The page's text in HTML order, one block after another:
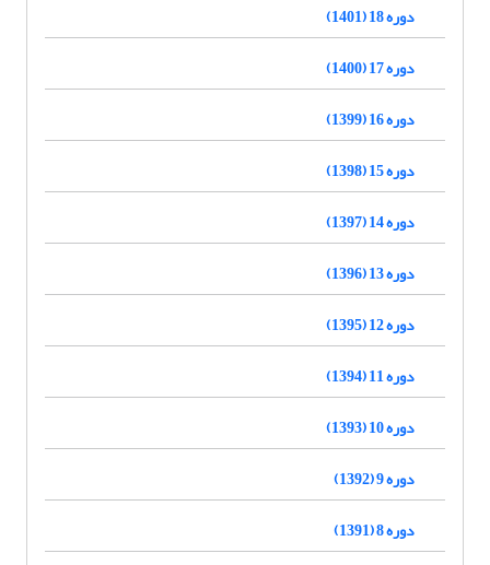
دوره 18 (1401)
دوره 17 (1400)
دوره 16 (1399)
دوره 15 (1398)
دوره 14 (1397)
دوره 13 (1396)
دوره 12 (1395)
دوره 11 (1394)
دوره 10 (1393)
دوره 9 (1392)
دوره 8 (1391)